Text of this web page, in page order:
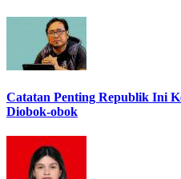
Catatan Penting Republik Ini
Diobok-obok